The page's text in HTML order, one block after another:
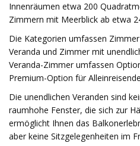
Innenräumen etwa 200
Zimmern mit Meerblick ab etwa
Die Kategorien umfassen
Veranda und Zimmer mit
Veranda-Zimmer umfassen
Premium-Option für
Die unendlichen Veranden sind
raumhohe Fenster, die sich zur
ermöglicht Ihnen das
aber keine Sitzgelegenheiten im